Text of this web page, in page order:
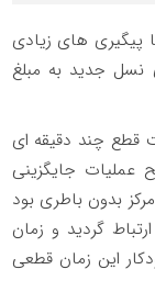
پیگیری های زیادی
جدید به مبلغ
قطع چند دقیقه ای
عملیات جایگزینی
بدون باطری بود
گردید و زمان
این زمان قطعی